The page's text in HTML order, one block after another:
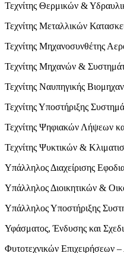
Τεχνίτης Θερμικών &
Τεχνίτης Μεταλλικών
Τεχνίτης Μηχανοσυνθέτης
Τεχνίτης Μηχανών &
Τεχνίτης Ναυπηγικής
Τεχνίτης Υποστήριξης
Τεχνίτης Ψηφιακών Λήψεων
Τεχνίτης Ψυκτικών &
Υπάλληλος Διαχείρισης
Υπάλληλος Διοικητικών &
Υπάλληλος Υποστήριξης
Υφάσματος, Ένδυσης και
Φυτοτεχνικών Επιχειρήσεων –